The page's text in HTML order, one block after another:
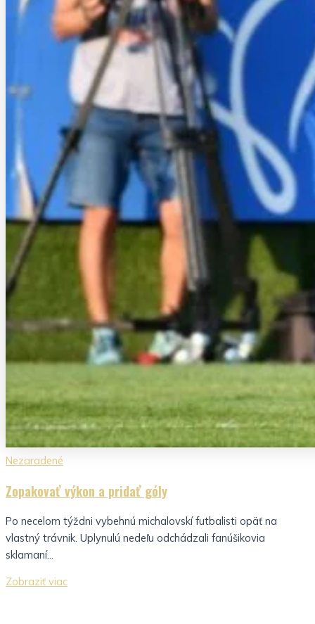
Nezaradené
Zopakovať výkon a pridať góly
Po necelom týždni vybehnú michalovskí futbalisti opäť na
vlastný trávnik. Uplynulú nedeľu odchádzali fanúšikovia
sklamaní...
Zobraziť viac